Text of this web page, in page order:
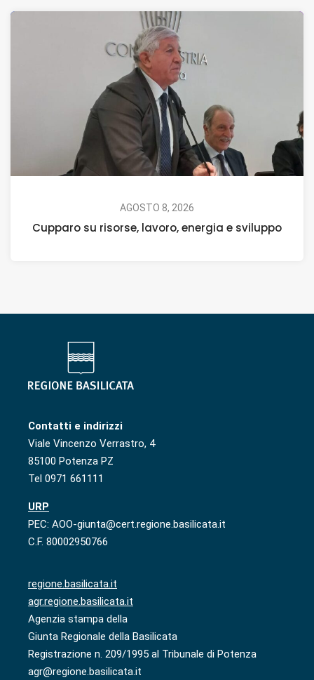
AGOSTO 8, 2026
Cupparo su risorse, lavoro, energia e sviluppo
Contatti e indirizzi
Viale Vincenzo Verrastro, 4
85100 Potenza PZ
Tel 0971 661111
URP
PEC: AOO-giunta@cert.regione.basilicata.it
C.F. 80002950766
regione.basilicata.it
agr.regione.basilicata.it
Agenzia stampa della
Giunta Regionale della Basilicata
Registrazione n. 209/1995 al Tribunale di Potenza
agr@regione.basilicata.it